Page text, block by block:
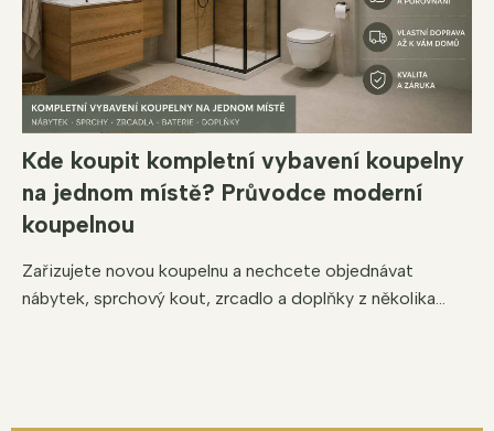
Kde koupit kompletní vybavení koupelny
na jednom místě? Průvodce moderní
koupelnou
Zařizujete novou koupelnu a nechcete objednávat
nábytek, sprchový kout, zrcadlo a doplňky z několika...